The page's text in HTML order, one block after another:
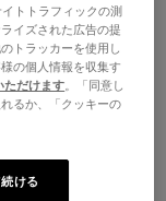
トトラフィックの測
イズされた広告の提
トラッカーを使用し
の個人情報を収集す
ただけます。「同意し
るか、「クッキーの
ける